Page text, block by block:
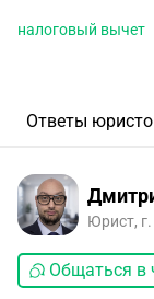
налоговый вычет
Ответы
Юрист,
Общаться в